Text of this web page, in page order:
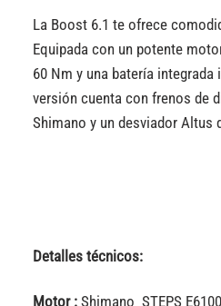
La Boost 6.1 te ofrece
Equipada con un potente
60 Nm y una batería integrada
versión cuenta con frenos de
Shimano y un desviador Altus
Detalles técnicos:
Motor : Shimano STEPS E6100